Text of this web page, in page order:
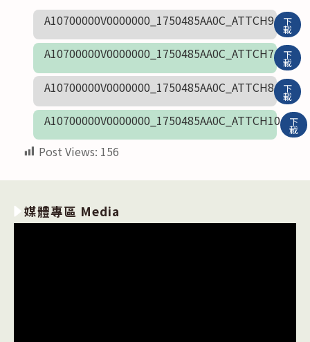
A10700000V0000000_1750485AA0C_ATTCH9
下
載
A10700000V0000000_1750485AA0C_ATTCH7 下
載
A10700000V0000000_1750485AA0C_ATTCH8 下
載
A10700000V0000000_1750485AA0C_ATTCH10 下
載
Post Views: 156
媒體專區 Media